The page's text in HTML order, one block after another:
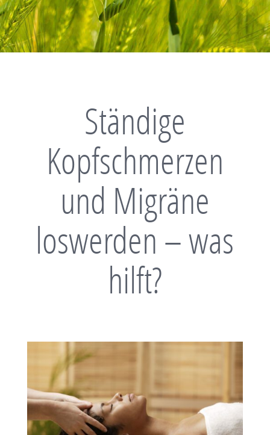
Ständige
Kopfschmerzen
und Migräne
loswerden – was
hilft?